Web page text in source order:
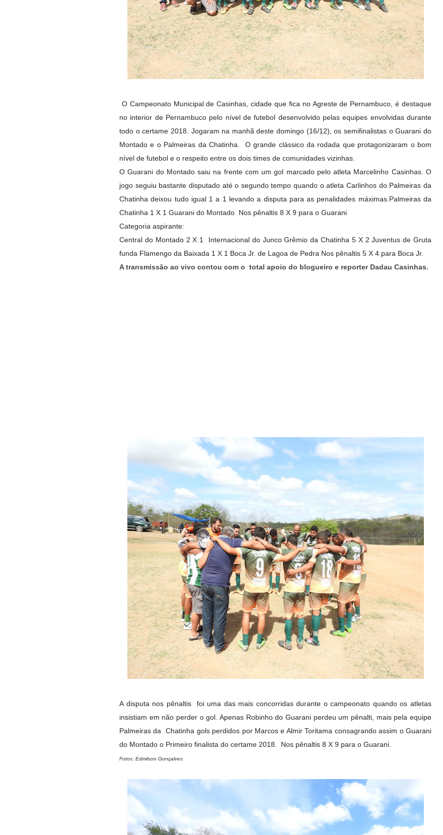
O Campeonato Municipal de Casinhas, cidade que fica no Agreste de Pernambuco, é destaque
no interior de Pernambuco pelo nível de futebol desenvolvido pelas equipes envolvidas durante
todo o certame 2018. Jogaram na manhã deste domingo (16/12), os semifinalistas o Guarani do
Montado e o Palmeiras da Chatinha. O grande clássico da rodada que protagonizaram o bom
nível de futebol e o respeito entre os dois times de comunidades vizinhas.
O Guarani do Montado saiu na frente com um gol marcado pelo atleta Marcelinho Casinhas. O
jogo seguiu bastante disputado até o segundo tempo quando o atleta Carlinhos do Palmeiras da
Chatinha deixou tudo igual 1 a 1 levando a disputa para as penalidades máximas. Palmeiras da
Chatinha 1 X 1 Guarani do Montado Nos pênaltis 8 X 9 para o Guarani
Categoria aspirante:
Central do Montado 2 X 1 Internacional do JuncoGrêmio da Chatinha 5 X 2 Juventus de Gruta
funda Flamengo da Baixada 1 X 1 Boca Jr. de Lagoa de Pedra Nos pênaltis 5 X 4 para Boca Jr.
A transmissão ao vivo contou com o total apoio do blogueiro e reporter Dadau Casinhas.
A disputa nos pênaltis foi uma das mais concorridas durante o campeonato quando os atletas
insistiam em não perder o gol. Apenas Robinho do Guarani perdeu um pênalti, mais pela equipe
Palmeiras da Chatinha gols perdidos por Marcos e Almir Toritama consagrando assim o Guarani
do Montado o Primeiro finalista do certame 2018. Nos pênaltis 8 X 9 para o Guarani.
Fotos: Edmilson Gonçalves